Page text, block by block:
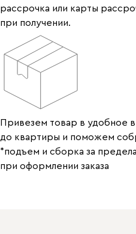
рассрочка или карты
при получении.
Привезем товар в удобное
до квартиры и поможем
*подъем и сборка за
при оформлении заказа